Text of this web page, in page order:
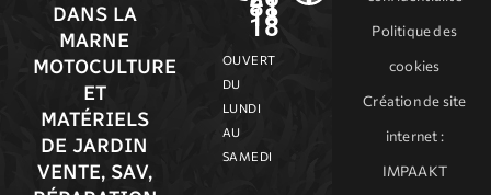
DANS LA
MARNE
MOTOCULTURE
ET
MATÉRIELS
DE JARDIN
VENTE, SAV,
81
18
18
OUVERT
DU
LUNDI
AU
SAMEDI
Politique des
cookies
Création de site
internet:
IMPAAKT